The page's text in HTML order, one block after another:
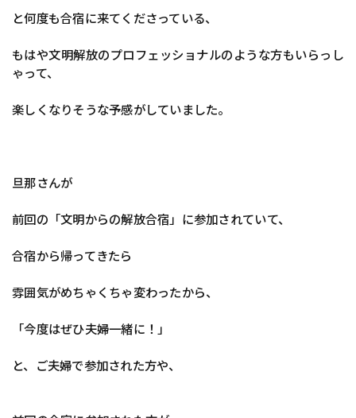
と何度も合宿に来てくださっている、
もはや文明解放のプロフェッショナルのような方もいらっし
ゃって、
楽しくなりそうな予感がしていました。
旦那さんが
前回の「文明からの解放合宿」に参加されていて、
合宿から帰ってきたら
雰囲気がめちゃくちゃ変わったから、
「今度はぜひ夫婦一緒に！」
と、ご夫婦で参加された方や、